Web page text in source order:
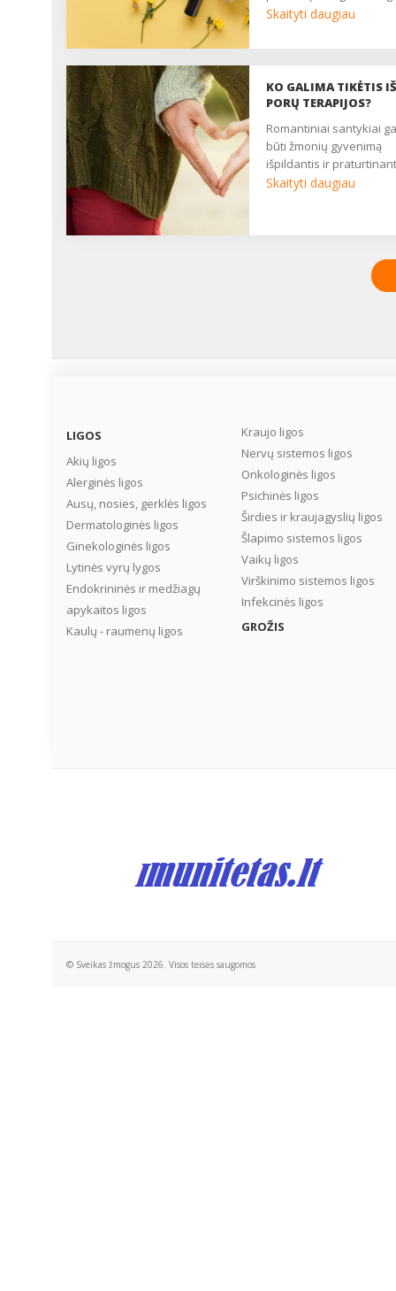
į natūralesnius gydymo
apie homeopatiją,
verta žinoti kiekvienam,
alternatyviu gydymo
metodu ar ne – jau tik
pasirinkimas. ...
Skaityti daugiau
KO GALIMA TIKĖTIS IŠ
PORŲ TERAPIJOS?
romantiniai santykiai gali
būti žmonių gyvenimą
išpildantis ir
Skaityti daugiau
LIGOS
Akių ligos
Alerginės ligos
Ausų, nosies, gerklės ligos
Dermatologinės ligos
Ginekologinės ligos
Lytinės vyrų lygos
Endokrininės ir medžiagų
apykaitos ligos
Kaulų - raumenų ligos
Kraujo ligos
Nervų sistemos ligos
Onkologinės ligos
Psichinės ligos
Širdies ir kraujagyslių ligos
Šlapimo sistemos ligos
Vaikų ligos
Virškinimo sistemos ligos
Infekcinės ligos
GROŽIS
© Sveikas žmogus 2026. Visos teisės saugomos